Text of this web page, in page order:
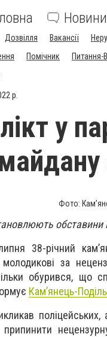
Новини
Дозвілля Вакансії
Помічник Питання-
р.
у
Фото:
38-річний
за
обурився, що
Кам’янець-
припинити